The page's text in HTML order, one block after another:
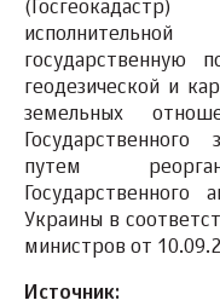
государственную
геодезической и
земельных
путем
Государственного
Украины в
министров от
Источник: